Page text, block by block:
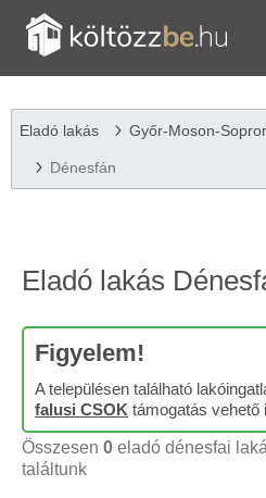
Eladó lakás Győr-Moson-
Dénesfán
Eladó lakás
Figyelem!
A településen található
falusi CSOK támogatás vehető
Összesen 0 eladó dénesfai
találtunk